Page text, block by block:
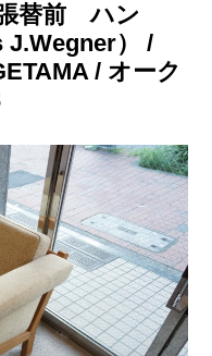
替前 ハン
J.Wegner） /
/ オーク